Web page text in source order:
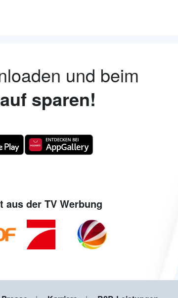
und beim
sparen!
aus der TV Werbung